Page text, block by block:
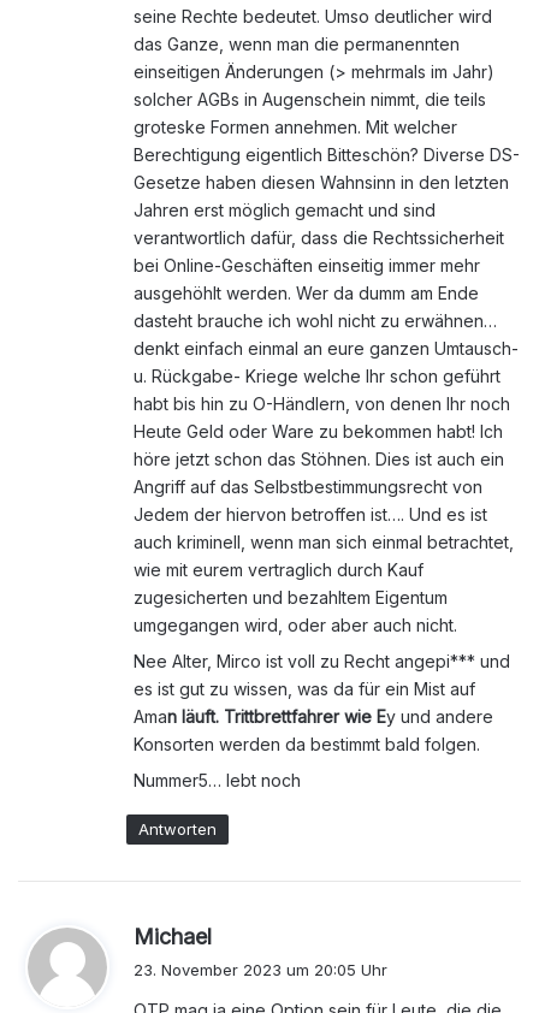
seine Rechte bedeutet. Umso deutlicher wird
das Ganze, wenn man die permanennten
einseitigen Änderungen (> mehrmals im Jahr)
solcher AGBs in Augenschein nimmt, die teils
groteske Formen annehmen. Mit welcher
Berechtigung eigentlich Bitteschön? Diverse DS-
Gesetze haben diesen Wahnsinn in den letzten
Jahren erst möglich gemacht und sind
verantwortlich dafür, dass die Rechtssicherheit
bei Online-Geschäften einseitig immer mehr
ausgehöhlt werden. Wer da dumm am Ende
dasteht brauche ich wohl nicht zu erwähnen…
denkt einfach einmal an eure ganzen Umtausch-
u. Rückgabe- Kriege welche Ihr schon geführt
habt bis hin zu O-Händlern, von denen Ihr noch
Heute Geld oder Ware zu bekommen habt! Ich
höre jetzt schon das Stöhnen. Dies ist auch ein
Angriff auf das Selbstbestimmungsrecht von
Jedem der hiervon betroffen ist…. Und es ist
auch kriminell, wenn man sich einmal betrachtet,
wie mit eurem vertraglich durch Kauf
zugesicherten und bezahltem Eigentum
umgegangen wird, oder aber auch nicht.
Nee Alter, Mirco ist voll zu Recht angepi*** und
es ist gut zu wissen, was da für ein Mist auf
Aman läuft. Trittbrettfahrer wie Ey und andere
Konsorten werden da bestimmt bald folgen.
Nummer5… lebt noch
Antworten
Michael
23. November 2023 um 20:05 Uhr